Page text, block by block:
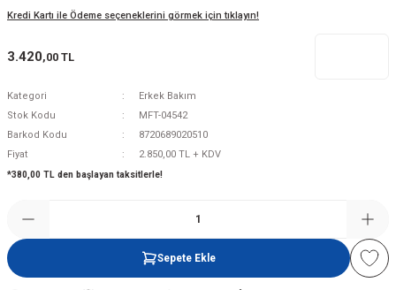
Kredi Kartı ile Ödeme seçeneklerini görmek için tıklayın!
3.420,00 TL
Kategori
Erkek Bakım
Stok Kodu
MFT-04542
Barkod Kodu
8720689020510
Fiyat
2.850,00 TL + KDV
*380,00 TL den başlayan taksitlerle!
Sepete Ekle